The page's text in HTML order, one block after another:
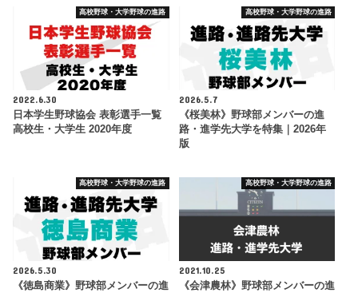
高校野球・大学野球の進路
2022.6.30
日本学生野球協会 表彰選手一覧
高校生・大学生 2020年度
高校野球・大学野球の進路
2026.5.7
《桜美林》野球部メンバーの進
路・進学先大学を特集｜2026年
版
高校野球・大学野球の進路
2026.5.30
《徳島商業》野球部メンバーの進
高校野球・大学野球の進路
2021.10.25
《会津農林》野球部メンバーの進